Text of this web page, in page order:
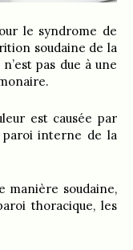
le syndrome de
soudaine de la
pas due à une
est causée par
interne de la
manière soudaine,
thoracique, les